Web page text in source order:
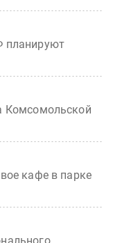
планируют
Комсомольской
кафе в парке